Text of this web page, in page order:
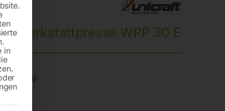
Werkstattpresse WPP 30 E
in